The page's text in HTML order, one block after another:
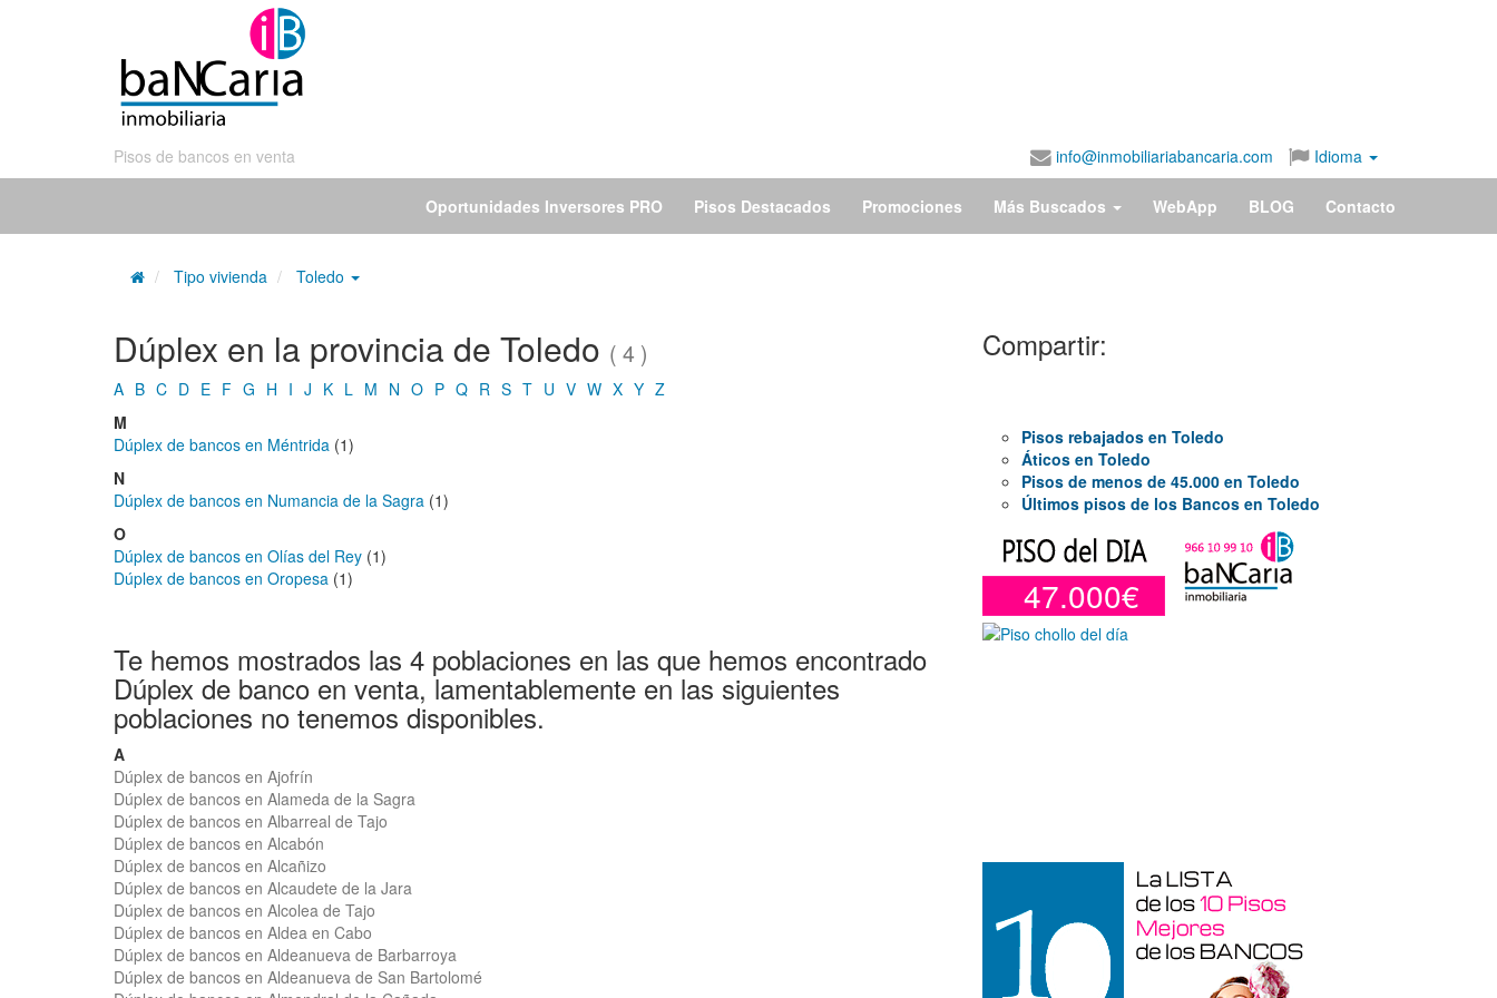
Pisos de bancos en venta info@inmobiliariabancaria.com Idioma
Oportunidades Inversores PRO Pisos Destacados Promociones Más Buscados WebApp BLOG Contacto
Tipo vivienda Toledo
Dúplex en la provincia de Toledo ( 4 )
A B C D E F G H I J K L M N O P Q R S T U V W X Y Z
M
Dúplex de bancos en Méntrida (1)
N
Dúplex de bancos en Numancia de la Sagra (1)
O
Dúplex de bancos en Olías del Rey (1)
Dúplex de bancos en Oropesa (1)
Te hemos mostrados las 4 poblaciones en las que hemos encontrado
Dúplex de banco en venta, lamentablemente en las siguientes
poblaciones no tenemos disponibles.
A
Dúplex de bancos en Ajofrín
Dúplex de bancos en Alameda de la Sagra
Dúplex de bancos en Albarreal de Tajo
Dúplex de bancos en Alcabón
Dúplex de bancos en Alcañizo
Dúplex de bancos en Alcaudete de la Jara
Dúplex de bancos en Alcolea de Tajo
Dúplex de bancos en Aldea en Cabo
Dúplex de bancos en Aldeanueva de Barbarroya
Dúplex de bancos en Aldeanueva de San Bartolomé
Compartir:
Pisos rebajados en Toledo
Áticos en Toledo
Pisos de menos de 45.000 en Toledo
Últimos pisos de los Bancos en Toledo
47.000€